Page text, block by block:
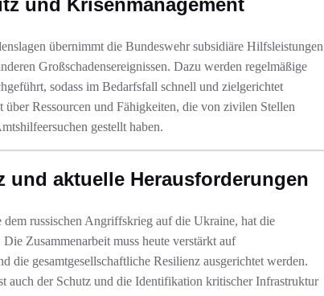
übernimmt die Bundeswehr subsidiäre Hilfsleistungen
Großschadensereignissen. Dazu werden regelmäßige
sodass im Bedarfsfall schnell und zielgerichtet
Ressourcen und Fähigkeiten, die von zivilen Stellen
gestellt haben.​
und aktuelle Herausforderungen
russischen Angriffskrieg auf die Ukraine, hat die
Zusammenarbeit muss heute verstärkt auf
die gesamtgesellschaftliche Resilienz ausgerichtet werden.
auch der Schutz und die Identifikation kritischer Infrastruktur